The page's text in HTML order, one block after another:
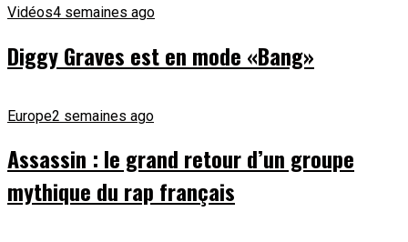
Vidéos4 semaines ago
Diggy Graves est en mode «Bang»
Europe2 semaines ago
Assassin : le grand retour d’un groupe
mythique du rap français